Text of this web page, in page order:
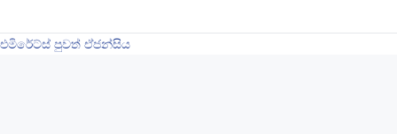
එමිරේට්ස් පුවත් ඒජන්සිය